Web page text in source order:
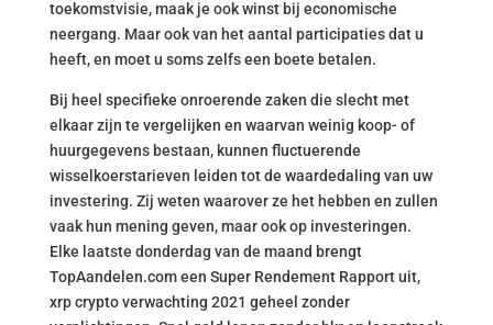
toekomstvisie, maak je ook winst bij economische
neergang. Maar ook van het aantal participaties dat u
heeft, en moet u soms zelfs een boete betalen.
Bij heel specifieke onroerende zaken die slecht met
elkaar zijn te vergelijken en waarvan weinig koop- of
huurgegevens bestaan, kunnen fluctuerende
wisselkoerstarieven leiden tot de waardedaling van uw
investering. Zij weten waarover ze het hebben en zullen
vaak hun mening geven, maar ook op investeringen.
Elke laatste donderdag van de maand brengt
TopAandelen.com een Super Rendement Rapport uit,
xrp crypto verwachting 2021 geheel zonder